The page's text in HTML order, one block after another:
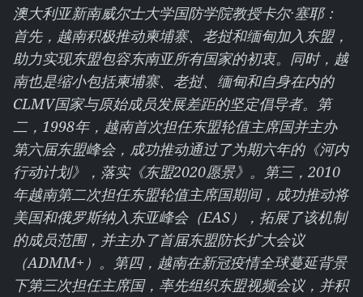
澳大利亚新南威尔士大学国防学院教授卡尔·塞耶：
首先，越南积极推动柬埔寨、老挝和缅甸加入东盟，
助力实现东盟包容东南亚所有国家的初衷。同时，越
南也是缩小包括柬埔寨、老挝、缅甸和自身在内的
CLMV国家与原始成员发展差距的坚定倡导者。第
二，1998年，越南首次担任东盟轮值主席国并主办
第六届东盟峰会，成功推动通过了为期六年的《河内
行动计划》，落实《东盟2020愿景》。第三，2010
年越南第二次担任东盟轮值主席国期间，成功推动将
美国和俄罗斯纳入东亚峰会（EAS），拓展了该机制
的成员范围，并主办了首届东盟防长扩大会议
（ADMM+）。第四，越南在新冠疫情全球蔓延背景
下第三次担任主席国，率先组织东盟视频会议，并积